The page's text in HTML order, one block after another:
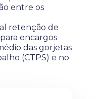
entre os
retenção de
encargos
das gorjetas
(CTPS) e no